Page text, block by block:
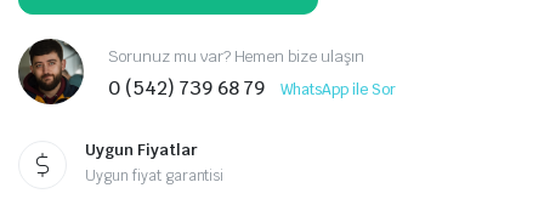
Sorunuz mu var? Hemen bize ulaşın
0 (542) 739 68 79 WhatsApp ile Sor
Uygun Fiyatlar
Uygun fiyat garantisi